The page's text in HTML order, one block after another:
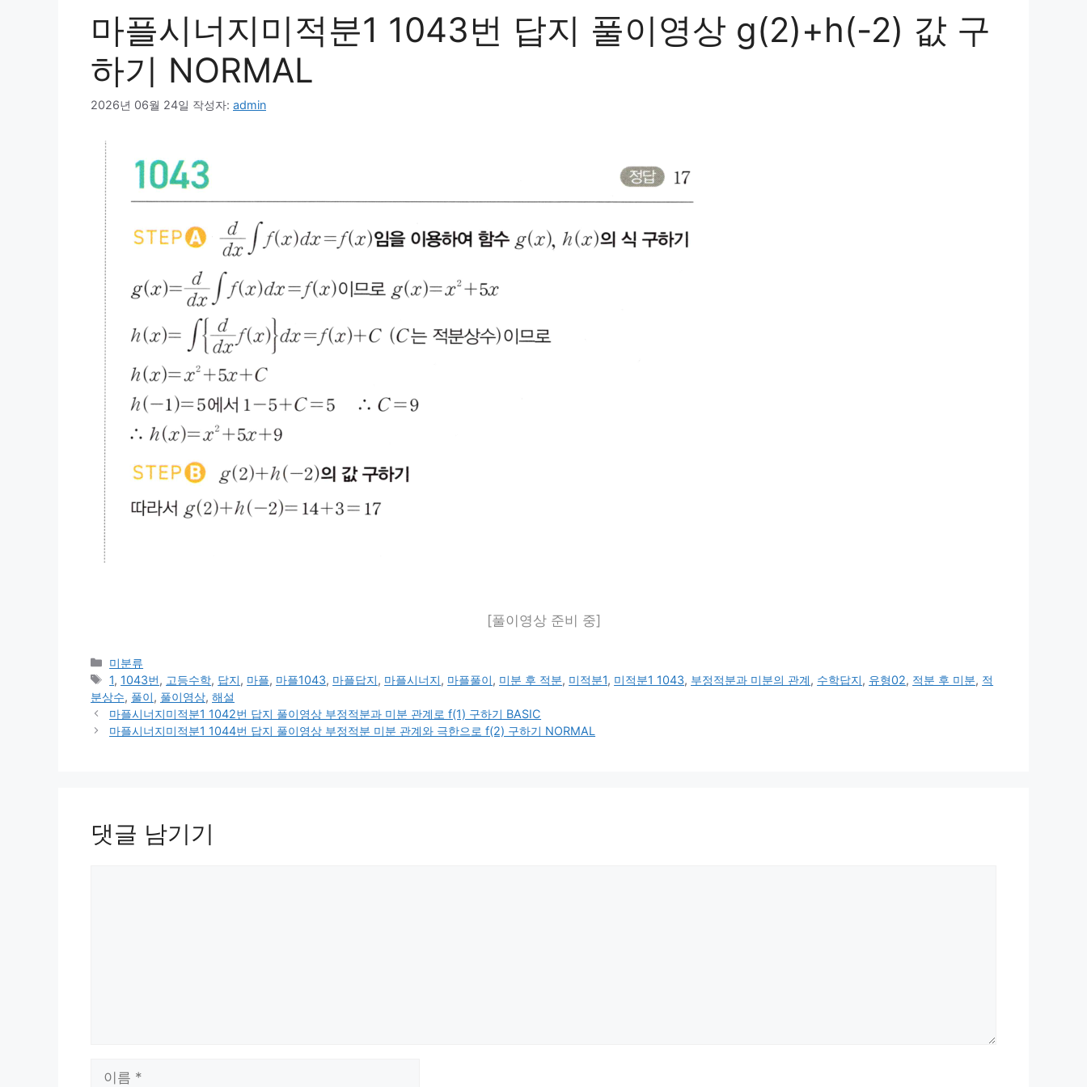
마플시너지미적분1 1043번 답지 풀이영상 g(2)+h(-2) 값 구
하기 NORMAL
2026년 06월 24일 작성자: admin
[풀이영상 준비 중]
카
테
고
리
미분류
태
그
1, 1043번, 고등수학, 답지, 마플, 마플1043, 마플답지, 마플시너지, 마플풀이, 미분 후 적분, 미적분1, 미적분1 1043, 부정적분과 미분의 관계, 수학답지, 유형02, 적분 후 미분, 적
분상수, 풀이, 풀이영상, 해설
마플시너지미적분1 1042번 답지 풀이영상 부정적분과 미분 관계로 f(1) 구하기 BASIC
마플시너지미적분1 1044번 답지 풀이영상 부정적분 미분 관계와 극한으로 f(2) 구하기 NORMAL
댓글 남기기